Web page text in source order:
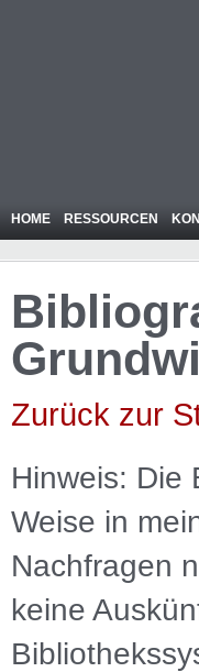
HOME RESSOURCEN
Zurück zur
Hinweis: Die
Weise in
Nachfragen
keine